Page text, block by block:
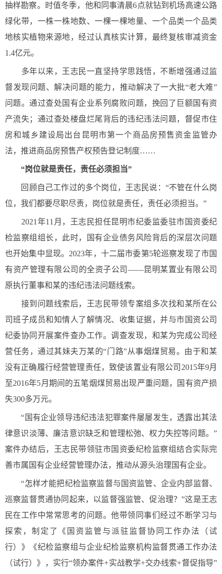
抽样勘察。时值冬季，他和同事清晨6点就钻到机场高速公路
绿化带，一株一株地数、一棵一棵地量、一个品类一个品类
地核实植物来源地，经过认真核实计算，最终复核审减资金
1.4亿元。
多年以来，王志民一直坚持学思践悟，不断增强通过监
督发现问题、解决问题的能力，推动解决了一大批“老大难”
问题。通过查处国有企业系列腐败问题，挽回了巨额国有资
产流失；通过查处楼盘烂尾背后的违纪违法问题，督促市住
房和城乡建设局出台昆明市第一个商品房预售资金监管办
法，推进商品房预售产权预告登记制度……
“岗位就是责任，责任必须担当”
回顾自己工作过的多个岗位，王志民说：“不管在什么岗
位，我们都要尽职尽责，岗位就是责任，责任必须担当。”
2021年11月，王志民担任昆明市纪委监委驻市国资委纪
检监察组组长，此时，国有企业债务风险背后的深层次问题
也开始集中显现。2023年，十二届市委第5轮巡察发现了市国
有资产管理有限公司的全资子公司——昆明某置业有限公司
原执行董事和某的违纪违法问题线索。
接到问题线索后，王志民带领专案组多次找和某所在公
司班子成员和知情人了解情况、收集证据，并与市国资公司
纪委协同开展案件查办工作。调查发现，和某为完成公司经
营任务，通过其妹夫万某的“门路”从事烟煤贸易。由于和某
没有正确履行经营管理责任，致使该置业有限公司2015年9月
至2016年5月期间的五笔烟煤贸易出现严重问题，国有资产损
失300多万元。
“国有企业领导违纪违法犯罪案件屡屡发生，透露出其法
律意识淡薄、廉洁意识缺乏和管理松弛、权力失控等问题。”
案件办结后，王志民带领驻市国资委纪检监察组结合实际完
善市属国有企业经营管理办法，推动从源头治理国有企业。
“怎样才能把纪检监察监督与国资监管、企业内部监督、
巡察监督贯通协同起来，以监督强监管、促治理？”这是王志
民在工作中常常思考的问题。他带领同事们经过不断学习与
探索，制定了《国资监管与派驻监督协同工作办法（试
行）》《纪检监察组与企业纪检监察机构监督贯通工作办法
（试行）》，实行“领办案件+实战教学+交办线索+督促指导”